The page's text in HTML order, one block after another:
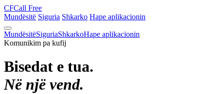
CFCall Free
Mundësitë Siguria Shkarko Hape aplikacionin
MundësitëSiguriaShkarkoHape aplikacionin
Komunikim pa kufij
Bisedat e tua.
Në një vend.